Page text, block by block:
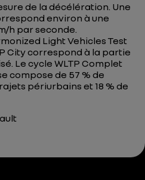
de la décélération. Une
environ à une
h par seconde.
Light Vehicles Test
City correspond à la partie
Le cycle WLTP Complet
compose de 57 % de
périurbains et 18 % de